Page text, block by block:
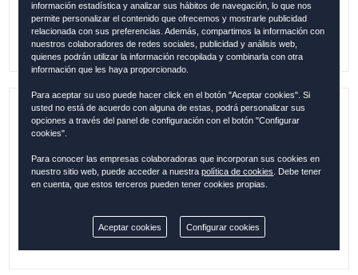
0.00€
Referencia: MAD12119
Colección: MADRID
información estadística y analizar sus hábitos de navegación, lo que nos
permite personalizar el contenido que ofrecemos y mostrarle publicidad
relacionada con sus preferencias. Además, compartimos la información con
nuestros colaboradores de redes sociales, publicidad y análisis web,
quienes podrán utilizar la información recopilada y combinarla con otra
información que les haya proporcionado.
Para aceptar su uso puede hacer click en el botón "Aceptar cookies". Si
usted no está de acuerdo con alguna de estas, podrá personalizar sus
opciones a través del panel de configuración con el botón "Configurar
cookies".
Para conocer las empresas colaboradoras que incorporan sus cookies en
nuestro sitio web, puede acceder a nuestrapolítica de cookies
. Debe tener
en cuenta, que estos terceros pueden tener cookies propias.
Aceptar cookies Configurar cookies